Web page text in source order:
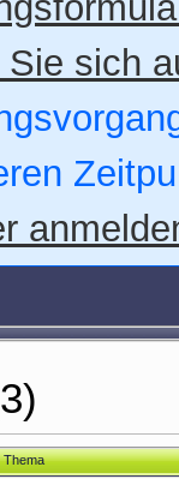
Sie sich
Thema